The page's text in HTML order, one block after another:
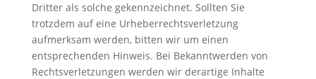
Dritter als solche gekennzeichnet. Sollten Sie
trotzdem auf eine Urheberrechtsverletzung
aufmerksam werden, bitten wir um einen
entsprechenden Hinweis. Bei Bekanntwerden von
Rechtsverletzungen werden wir derartige Inhalte